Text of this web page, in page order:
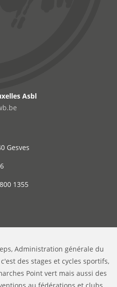
Asbl
Gesves
1355
Administration générale du
des stages et cycles sportifs,
Point vert mais aussi des